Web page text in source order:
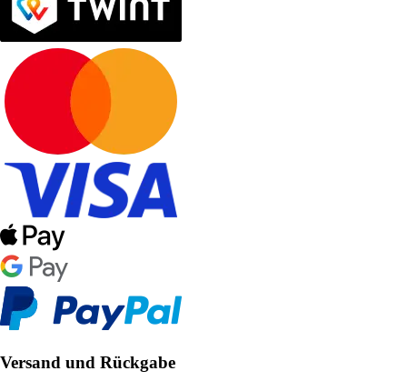
Versand und Rückgabe